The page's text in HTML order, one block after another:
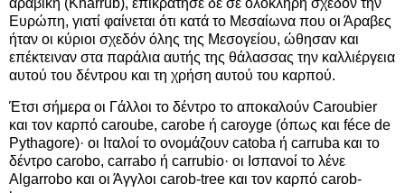
Ευρώπη, γιατί φαίνεται ότι κατά το Μεσαίωνα που οι Άραβες
ήταν οι κύριοι σχεδόν όλης της Μεσογείου, ώθησαν και
επέκτειναν στα παράλια αυτής της θάλασσας την καλλιέργεια
αυτού του δέντρου και τη χρήση αυτού του καρπού.
Έτσι σήμερα οι Γάλλοι το δέντρο το αποκαλούν Caroubier
και τον καρπό caroube, carobe ή caroyge (όπως και féce de
Pythagore)· οι Ιταλοί το ονομάζουν catoba ή carruba και το
δέντρο carobo, carrabo ή carrubio· οι Ισπανοί το λένε
Algarrobo και οι Άγγλοι carob-tree και τον καρπό carob-